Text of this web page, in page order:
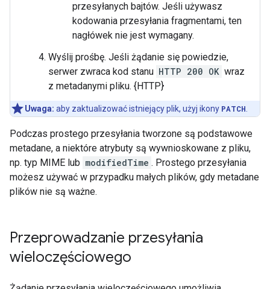
przesyłanych bajtów. Jeśli używasz
kodowania przesyłania fragmentami, ten
nagłówek nie jest wymagany.
Wyślij prośbę. Jeśli żądanie się powiedzie,
serwer zwraca kod stanu HTTP 200 OK wraz
z metadanymi pliku. {HTTP}
Uwaga: aby zaktualizować istniejący plik, użyj ikony PATCH
Podczas prostego przesyłania tworzone są podstawowe
metadane, a niektóre atrybuty są wywnioskowane z pliku,
np. typ MIME lub modifiedTime . Prostego przesyłania
możesz używać w przypadku małych plików, gdy metadane
plików nie są ważne.
Przeprowadzanie przesyłania
wieloczęściowego